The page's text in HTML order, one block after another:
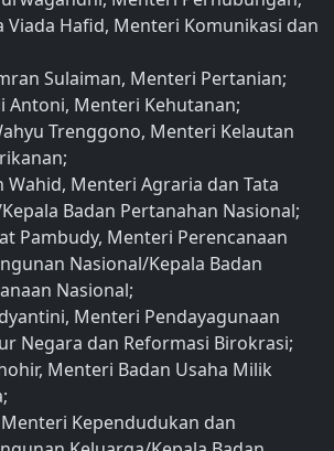
Viada Hafid, Menteri Komunikasi dan
Sulaiman, Menteri Pertanian;
Antoni, Menteri Kehutanan;
Trenggono, Menteri Kelautan
Wahid, Menteri Agraria dan Tata
Badan Pertanahan Nasional;
Pambudy, Menteri Perencanaan
Nasional/Kepala Badan
Nasional;
Menteri Pendayagunaan
Negara dan Reformasi Birokrasi;
Menteri Badan Usaha Milik
Kependudukan dan